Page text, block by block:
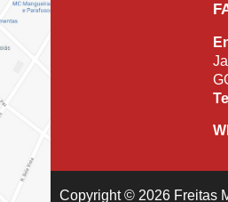
Copyright © 2026 Freitas